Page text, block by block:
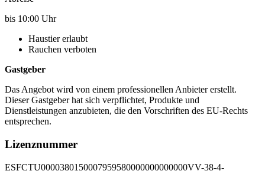
bis 10:00 Uhr
Haustier erlaubt
Rauchen verboten
Gastgeber
Das Angebot wird von einem professionellen Anbieter erstellt.
Dieser Gastgeber hat sich verpflichtet, Produkte und
Dienstleistungen anzubieten, die den Vorschriften des EU-Rechts
entsprechen.
Lizenznummer
ESFCTU0000380150007959580000000000000VV-38-4-